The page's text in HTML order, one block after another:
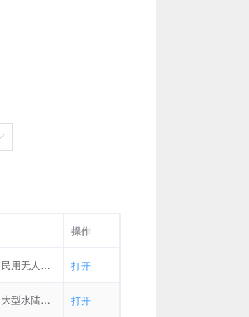
操作
本标准规定了民用无人驾驶航空器系统的分类及分级要求。 本标准适用于民用无人驾驶航空器系统的产品研制、交付使用及安全监管。 打开
本标准规定了大型水陆两栖飞机水上救援装备的配备、存放、功能、演示试验等基本要求。本标准适用于大型水陆两栖飞机水上救援装备的配备，其他救援飞机可参照执行。 打开